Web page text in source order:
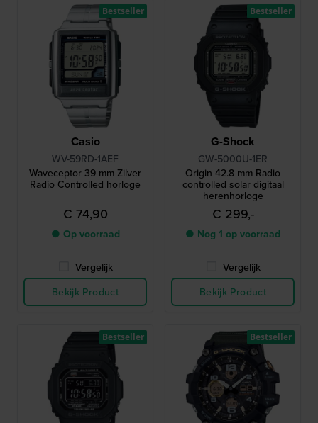
Casio
WV-59RD-1AEF
Waveceptor 39 mm Zilver
Radio Controlled horloge
€ 74,90
● Op voorraad
Vergelijk
Bekijk Product
Bestseller
G-Shock
GW-5000U-1ER
Origin 42.8 mm Radio
controlled solar digitaal
herenhorloge
€ 299,-
● Nog 1 op voorraad
Vergelijk
Bekijk Product
Bestseller
Bestseller Bestseller